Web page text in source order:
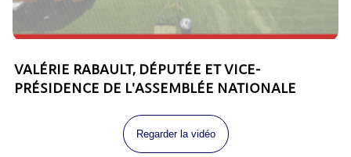
VALÉRIE RABAULT, DÉPUTÉE ET VICE-
PRÉSIDENCE DE L'ASSEMBLÉE NATIONALE
Regarder la vidéo